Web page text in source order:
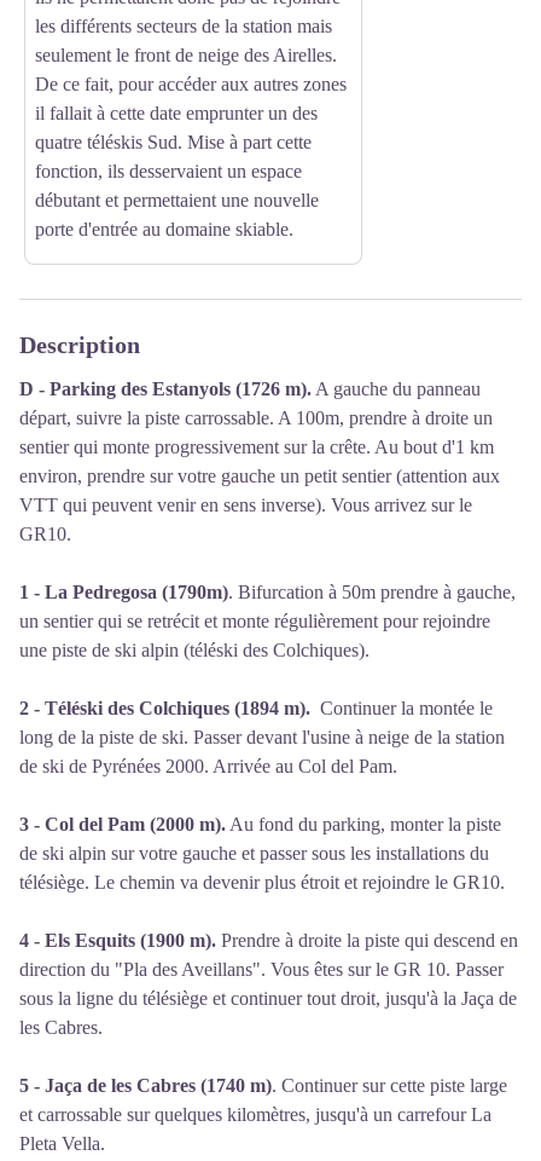
les différents secteurs de la station mais
seulement le front de neige des Airelles.
De ce fait, pour accéder aux autres zones
il fallait à cette date emprunter un des
quatre téléskis Sud. Mise à part cette
fonction, ils desservaient un espace
débutant et permettaient une nouvelle
porte d'entrée au domaine skiable.
Description
D - Parking des Estanyols (1726 m). A gauche du panneau
départ, suivre la piste carrossable. A 100m, prendre à droite un
sentier qui monte progressivement sur la crête. Au bout d'1 km
environ, prendre sur votre gauche un petit sentier (attention aux
VTT qui peuvent venir en sens inverse). Vous arrivez sur le
GR10.
1 - La Pedregosa (1790m). Bifurcation à 50m prendre à gauche,
un sentier qui se retrécit et monte régulièrement pour rejoindre
une piste de ski alpin (téléski des Colchiques).
2 - Téléski des Colchiques (1894 m). Continuer la montée le
long de la piste de ski. Passer devant l'usine à neige de la station
de ski de Pyrénées 2000. Arrivée au Col del Pam.
3 - Col del Pam (2000 m). Au fond du parking, monter la piste
de ski alpin sur votre gauche et passer sous les installations du
télésiège. Le chemin va devenir plus étroit et rejoindre le GR10.
4 - Els Esquits (1900 m). Prendre à droite la piste qui descend en
direction du "Pla des Aveillans". Vous êtes sur le GR 10. Passer
sous la ligne du télésiège et continuer tout droit, jusqu'à la Jaça de
les Cabres.
5 - Jaça de les Cabres (1740 m). Continuer sur cette piste large
et carrossable sur quelques kilomètres, jusqu'à un carrefour La
Pleta Vella.